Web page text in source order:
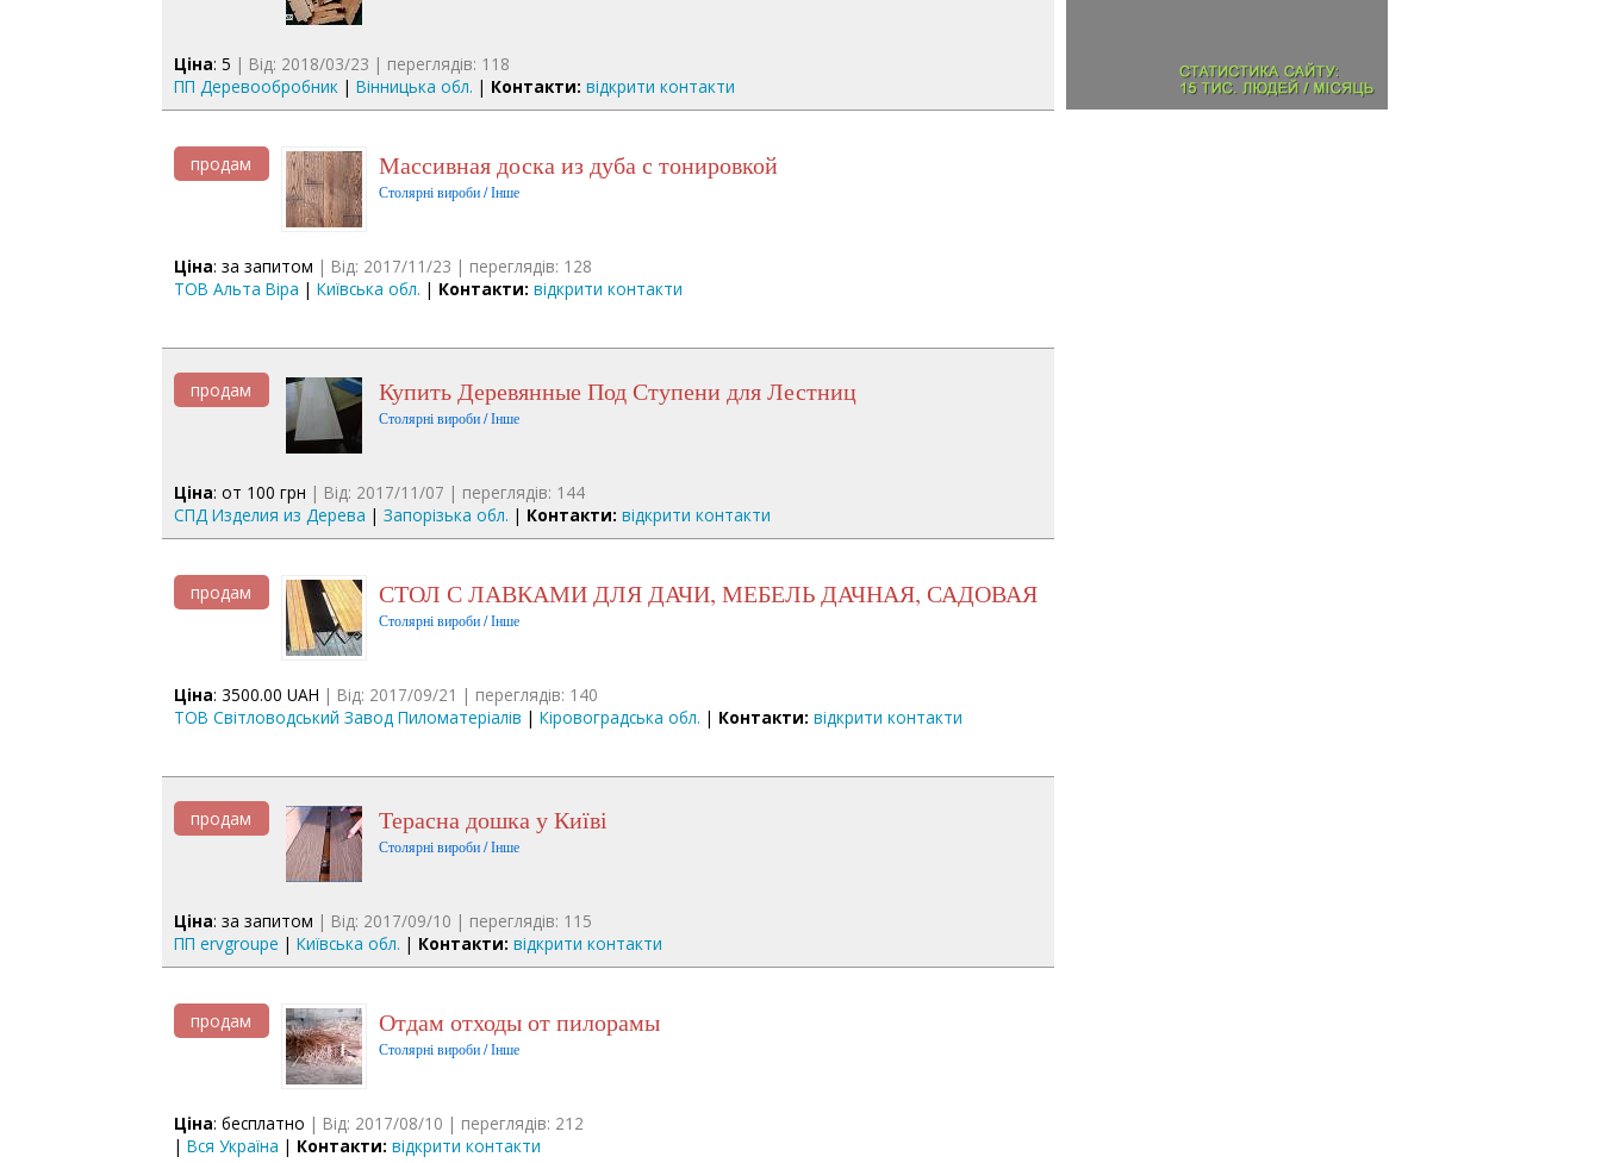
Ціна: 5 | Від: 2018/03/23 | переглядів: 118
ПП Деревообробник | Вінницька обл. | Контакти: відкрити контакти
продам Массивная доска из дуба с тонировкой
Столярні вироби / Інше
Ціна: за запитом | Від: 2017/11/23 | переглядів: 128
ТОВ Альта Віра | Київська обл. | Контакти: відкрити контакти
продам Купить Деревянные Под Ступени для Лестниц
Столярні вироби / Інше
Ціна: от 100 грн | Від: 2017/11/07 | переглядів: 144
СПД Изделия из Дерева | Запорізька обл. | Контакти: відкрити контакти
продам СТОЛ С ЛАВКАМИ ДЛЯ ДАЧИ, МЕБЕЛЬ ДАЧНАЯ, САДОВАЯ
Столярні вироби / Інше
Ціна: 3500.00 UAH | Від: 2017/09/21 | переглядів: 140
ТОВ Світловодський Завод Пиломатеріалів | Кіровоградська обл. | Контакти: відкрити контакти
продам Терасна дошка у Київі
Столярні вироби / Інше
Ціна: за запитом | Від: 2017/09/10 | переглядів: 115
ПП ervgroupe | Київська обл. | Контакти: відкрити контакти
продам Отдам отходы от пилорамы
Столярні вироби / Інше
Ціна: бесплатно | Від: 2017/08/10 | переглядів: 212
| Вся Україна | Контакти: відкрити контакти